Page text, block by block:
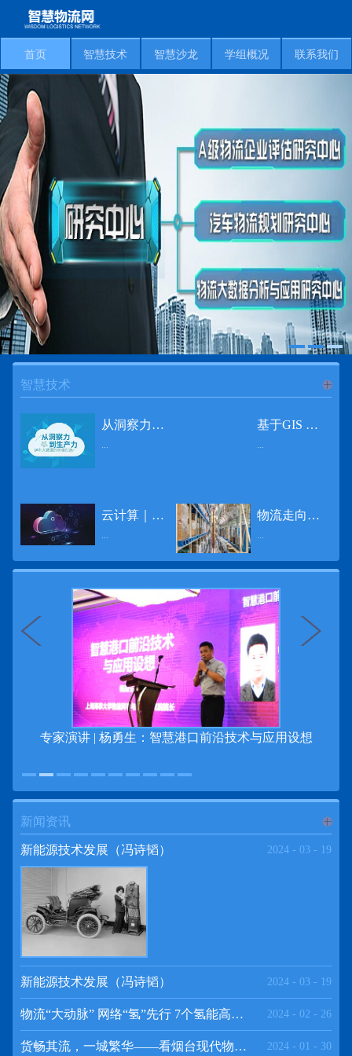
首页 智慧技术 智慧沙龙 学组概况 联系我们
智慧技术
从洞察力到生产力 伊利大数据的价值创造
...
基于GIS 的小城市交通网络分析研究
...
云计算｜边缘计算将为物联网行业带来巨大增长
...
物流走向未来的“魔法师”
...
专家演讲 | 杨勇生：智慧港口前沿技术与应用设想
新闻资讯
新能源技术发展（冯诗韬） 2024 - 03 - 19
新能源技术发展（冯诗韬） 2024 - 03 - 19
物流“大动脉” 网络“氢”先行 7个氢能高速场景落地京津冀 2024 - 02 - 26
货畅其流，一城繁华——看烟台现代物流发展 2024 - 01 - 30
频道
>>